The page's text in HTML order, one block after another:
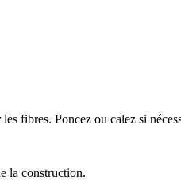
fibres. Poncez ou calez si
la construction.